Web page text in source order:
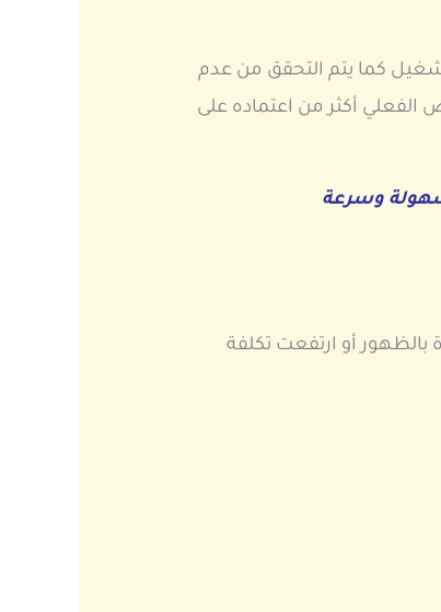
كما يتم التحقق من عدم
الفعلي أكثر من اعتماده على
وسرعة
أو ارتفعت تكلفة